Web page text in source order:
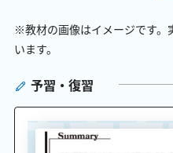
※教材の画像はイメージです。
います。
予習・復習